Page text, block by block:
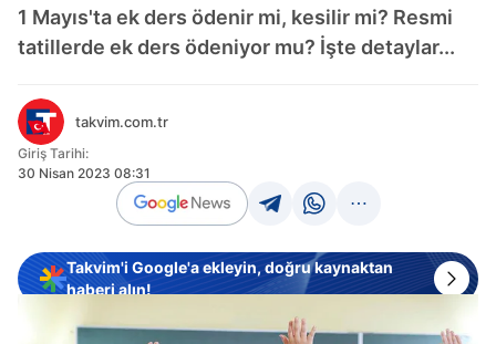
1 Mayıs'ta ek ders ödenir mi, kesilir mi? Resmi
tatillerde ek ders ödeniyor mu? İşte detaylar...
takvim.com.tr
Giriş Tarihi:
30 Nisan 2023 08:31
Takvim'i Google'a ekleyin, doğru kaynaktan
haberi alın!